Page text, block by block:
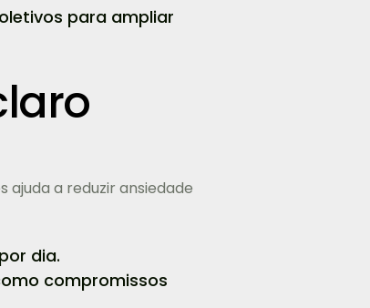
para ampliar
ajuda a reduzir ansiedade
dia.
compromissos